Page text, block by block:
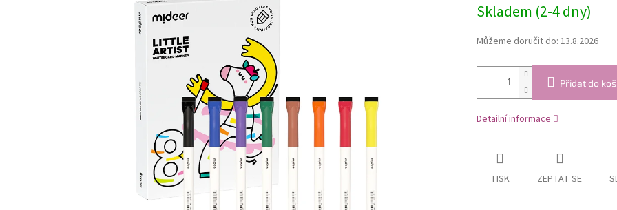
cena:
Skladem (2-4 dny)
Můžeme doručit do: 13.8.2026
Přidat do
Detailní informace
TISK ZEPTAT SE